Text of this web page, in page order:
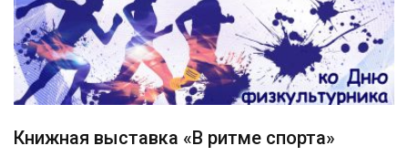
Книжная выставка «В ритме спорта»